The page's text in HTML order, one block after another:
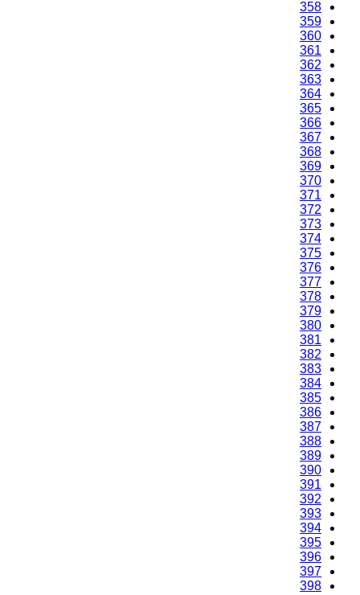
358
359
360
361
362
363
364
365
366
367
368
369
370
371
372
373
374
375
376
377
378
379
380
381
382
383
384
385
386
387
388
389
390
391
392
393
394
395
396
397
398